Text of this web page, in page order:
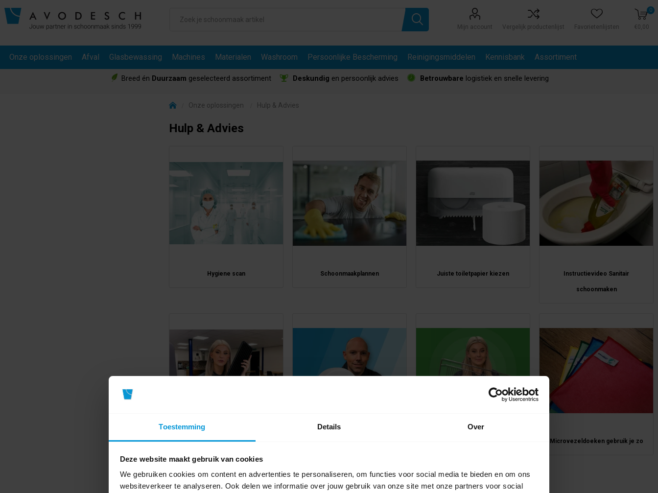
Toestemming Details Over
Deze website maakt gebruik van cookies
We gebruiken cookies om content en advertenties te personaliseren, om functies voor social media te bieden en om ons
websiteverkeer te analyseren. Ook delen we informatie over jouw gebruik van onze site met onze partners voor social
Mijn account Vergelijk productenlijst Favorietenlijsten
0
€0,00
Onze oplossingen Afval Glasbewassing Machines Materialen Washroom Persoonlijke Bescherming Reinigingsmiddelen Kennisbank Assortiment
Breed én Duurzaam geselecteerd assortiment Deskundig en persoonlijk advies Betrouwbare logistiek en snelle levering
Onze oplossingen Hulp & Advies
Hulp & Advies
Hygiene scan Schoonmaakplannen Juiste toiletpapier kiezen Instructievideo Sanitair
schoonmaken
Instructievideo Stofwissen Microvezeldoeken gebruik je zo